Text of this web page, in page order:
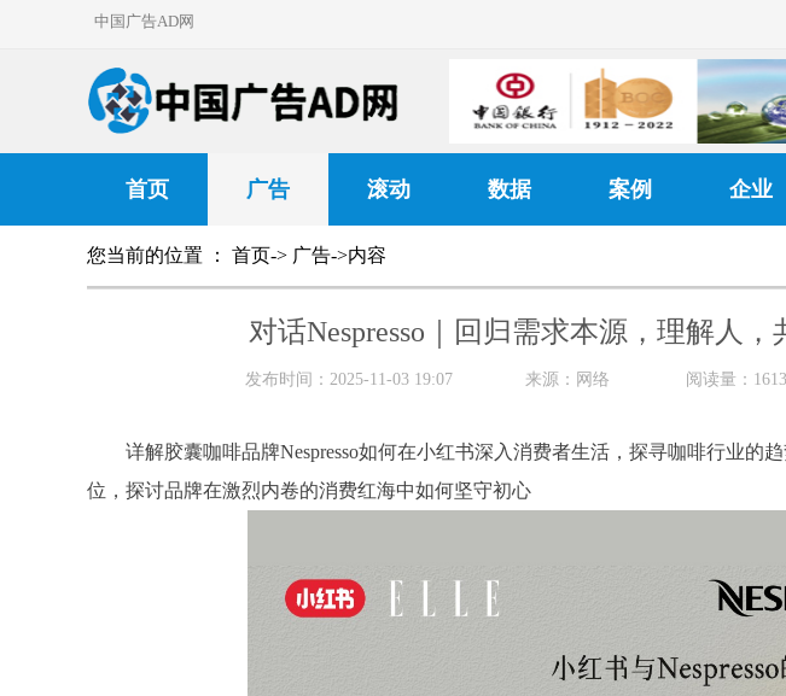
中国广告AD网
首页 广告 滚动 数据 案例 企业
您当前的位置 ： 首页-> 广告->内容
对话Nespresso｜回归需求本源，理解人
发布时间：2025-11-03 19:07 来源：网络 阅读量：
详解胶囊咖啡品牌Nespresso如何在小红书深入消费者生活，探寻咖啡行业的
位，探讨品牌在激烈内卷的消费红海中如何坚守初心